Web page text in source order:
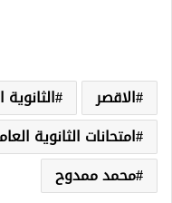
الاقصر
امتحانات الثانوية
محمد ممدوح